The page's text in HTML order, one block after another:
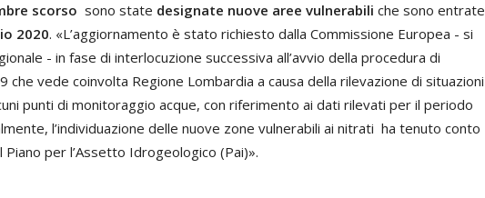
scorso sono state designate nuove aree vulnerabili che sono entrate
2020. «L’aggiornamento è stato richiesto dalla Commissione Europea - si
- in fase di interlocuzione successiva all’avvio della procedura di
che vede coinvolta Regione Lombardia a causa della rilevazione di situazioni
punti di monitoraggio acque, con riferimento ai dati rilevati per il periodo
l’individuazione delle nuove zone vulnerabili ai nitrati ha tenuto conto
Piano per l’Assetto Idrogeologico (Pai)».